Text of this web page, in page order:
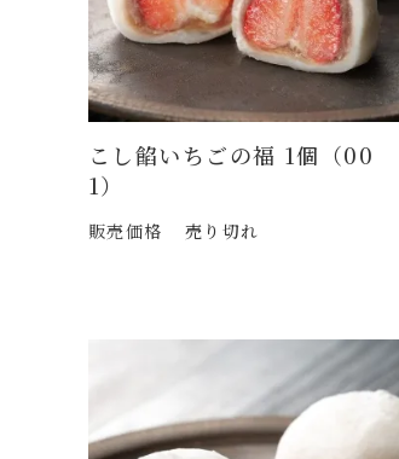
こし餡いちごの福 1個（00
1）
販売価格 売り切れ